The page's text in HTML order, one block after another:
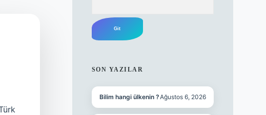
SON YAZILAR
Bilim hangi ülkenin ?Ağustos 6, 2026